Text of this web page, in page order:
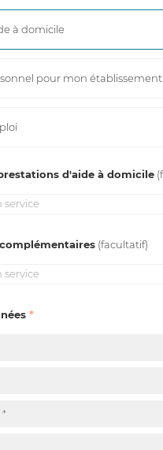
à domicile
pour mon établissement
d'aide à domicile
service
service